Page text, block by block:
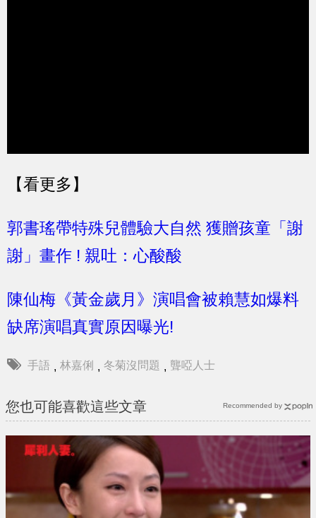
【看更多】
郭書瑤帶特殊兒體驗大自然 獲贈孩童「謝
謝」畫作 ! 親吐：心酸酸
陳仙梅《黃金歲月》演唱會被賴慧如爆料
缺席演唱真實原因曝光!
手語 , 林嘉俐 , 冬菊沒問題 , 聾啞人士
您也可能喜歡這些文章 Recommended by